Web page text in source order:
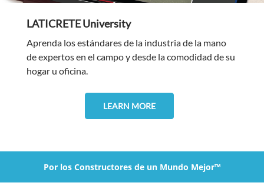
LATICRETE University
Aprenda los estándares de la industria de la mano
de expertos en el campo y desde la comodidad de su
hogar u oficina.
LEARN MORE
Por los Constructores de un Mundo Mejor™